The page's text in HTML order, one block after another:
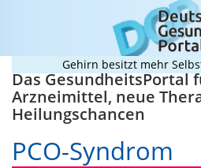
Gehirn besitzt mehr
Das GesundheitsPortal
Arzneimittel, neue
Heilungschancen
PCO-Syndrom